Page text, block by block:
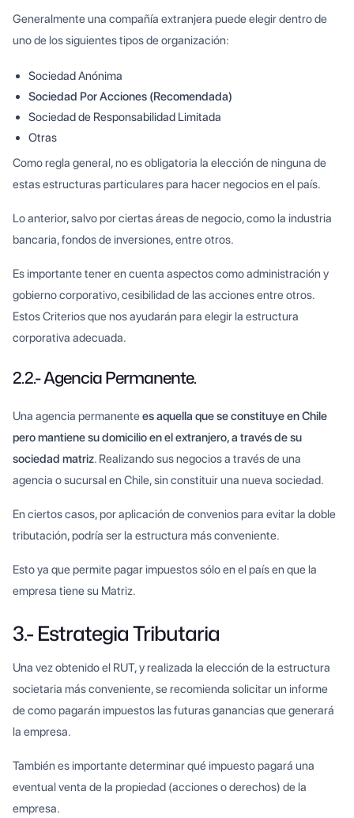
Generalmente una compañía extranjera puede elegir dentro de
uno de los siguientes tipos de organización:
Sociedad Anónima
Sociedad Por Acciones (Recomendada)
Sociedad de Responsabilidad Limitada
Otras
Como regla general, no es obligatoria la elección de ninguna de
estas estructuras particulares para hacer negocios en el país.
Lo anterior, salvo por ciertas áreas de negocio, como la industria
bancaria, fondos de inversiones, entre otros.
Es importante tener en cuenta aspectos como administración y
gobierno corporativo, cesibilidad de las acciones entre otros.
Estos Criterios que nos ayudarán para elegir la estructura
corporativa adecuada.
2.2.- Agencia Permanente.
Una agencia permanentees aquella que se constituye en Chile
pero mantiene su domicilio en el extranjero, a través de su
sociedad matriz. Realizando sus negocios a través de una
agencia o sucursal en Chile, sin constituir una nueva sociedad.
En ciertos casos, por aplicación de convenios para evitar la doble
tributación, podría ser la estructura más conveniente.
Esto ya que permite pagar impuestos sólo en el país en que la
empresa tiene su Matriz.
3.- Estrategia Tributaria
Una vez obtenido el RUT, y realizada la elección de la estructura
societaria más conveniente, se recomienda solicitar un informe
de como pagarán impuestos las futuras ganancias que generará
la empresa.
También es importante determinar qué impuesto pagará una
eventual venta de la propiedad (acciones o derechos) de la
empresa.